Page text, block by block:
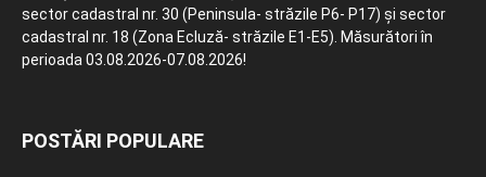
sector cadastral nr. 30 (Peninsula- străzile P6- P17) și sector
cadastral nr. 18 (Zona Ecluză- străzile E1-E5). Măsurători în
perioada 03.08.2026-07.08.2026!
POSTĂRI POPULARE